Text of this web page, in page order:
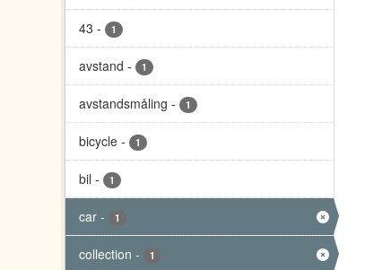
43 - 1
avstand - 1
avstandsmåling - 1
bicycle - 1
bil - 1
car - 1
collection - 1